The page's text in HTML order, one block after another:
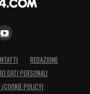
REDAZIONE
DATI PERSONALI
POLICY)